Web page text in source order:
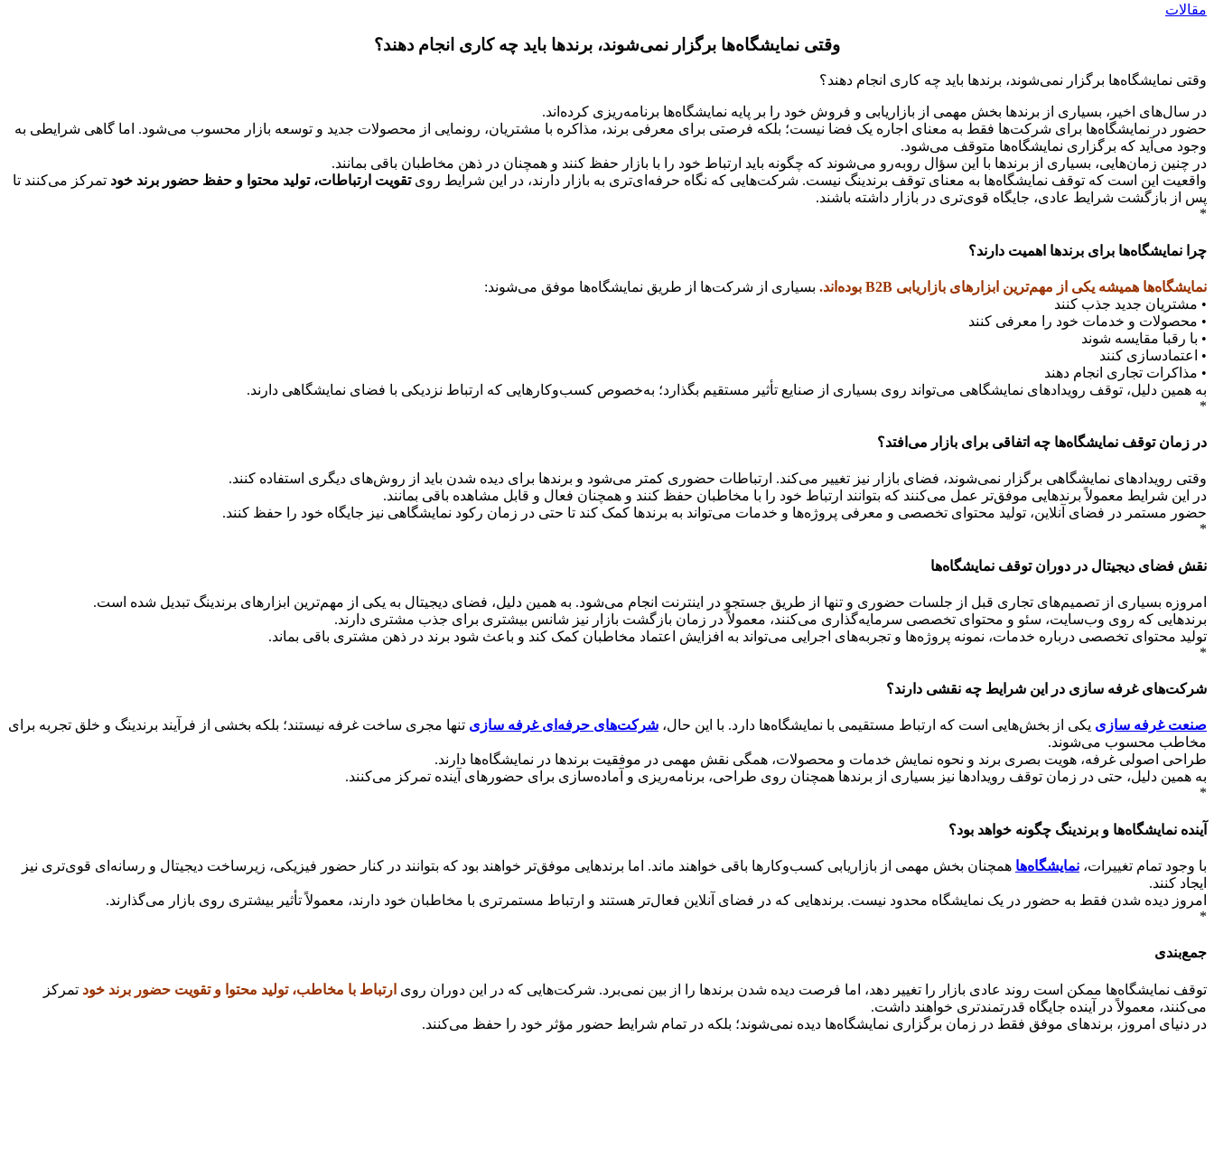
مقالات
وقتی نمایشگاه‌ها برگزار نمی‌شوند، برندها باید چه کاری انجام دهند؟
وقتی نمایشگاه‌ها برگزار نمی‌شوند، برندها باید چه کاری انجام دهند؟
در سال‌های اخیر، بسیاری از برندها بخش مهمی از بازاریابی و فروش خود را بر پایه نمایشگاه‌ها برنامه‌ریزی کرده‌اند.
حضور در نمایشگاه‌ها برای شرکت‌ها فقط به معنای اجاره یک فضا نیست؛ بلکه فرصتی برای معرفی برند، مذاکره با مشتریان، رونمایی از محصولات جدید و توسعه بازار محسوب می‌شود. اما گاهی شرایطی به
وجود می‌آید که برگزاری نمایشگاه‌ها متوقف می‌شود.
در چنین زمان‌هایی، بسیاری از برندها با این سؤال روبه‌رو می‌شوند که چگونه باید ارتباط خود را با بازار حفظ کنند و همچنان در ذهن مخاطبان باقی بمانند.
واقعیت این است که توقف نمایشگاه‌ها به معنای توقف برندینگ نیست. شرکت‌هایی که نگاه حرفه‌ای‌تری به بازار دارند، در این شرایط رویتقویت ارتباطات، تولید محتوا و حفظ حضور برند خود تمرکز می‌کنند تا
پس از بازگشت شرایط عادی، جایگاه قوی‌تری در بازار داشته باشند.
*
چرا نمایشگاه‌ها برای برندها اهمیت دارند؟
نمایشگاه‌ها همیشه یکی از مهم‌ترین ابزارهای بازاریابی B2B بوده‌اند.
بسیاری از شرکت‌ها از طریق نمایشگاه‌ها موفق می‌شوند:
• مشتریان جدید جذب کنند
• محصولات و خدمات خود را معرفی کنند
• با رقبا مقایسه شوند
• اعتمادسازی کنند
• مذاکرات تجاری انجام دهند
به همین دلیل، توقف رویدادهای نمایشگاهی می‌تواند روی بسیاری از صنایع تأثیر مستقیم بگذارد؛ به‌خصوص کسب‌وکارهایی که ارتباط نزدیکی با فضای نمایشگاهی دارند.
*
در زمان توقف نمایشگاه‌ها چه اتفاقی برای بازار می‌افتد؟
وقتی رویدادهای نمایشگاهی برگزار نمی‌شوند، فضای بازار نیز تغییر می‌کند. ارتباطات حضوری کمتر می‌شود و برندها برای دیده شدن باید از روش‌های دیگری استفاده کنند.
در این شرایط معمولاً برندهایی موفق‌تر عمل می‌کنند که بتوانند ارتباط خود را با مخاطبان حفظ کنند و همچنان فعال و قابل مشاهده باقی بمانند.
حضور مستمر در فضای آنلاین، تولید محتوای تخصصی و معرفی پروژه‌ها و خدمات می‌تواند به برندها کمک کند تا حتی در زمان رکود نمایشگاهی نیز جایگاه خود را حفظ کنند.
*
نقش فضای دیجیتال در دوران توقف نمایشگاه‌ها
امروزه بسیاری از تصمیم‌های تجاری قبل از جلسات حضوری و تنها از طریق جستجو در اینترنت انجام می‌شود. به همین دلیل، فضای دیجیتال به یکی از مهم‌ترین ابزارهای برندینگ تبدیل شده است.
برندهایی که روی وب‌سایت، سئو و محتوای تخصصی سرمایه‌گذاری می‌کنند، معمولاً در زمان بازگشت بازار نیز شانس بیشتری برای جذب مشتری دارند.
تولید محتوای تخصصی درباره خدمات، نمونه پروژه‌ها و تجربه‌های اجرایی می‌تواند به افزایش اعتماد مخاطبان کمک کند و باعث شود برند در ذهن مشتری باقی بماند.
*
شرکت‌های غرفه سازی در این شرایط چه نقشی دارند؟
صنعت غرفه سازی یکی از بخش‌هایی است که ارتباط مستقیمی با نمایشگاه‌ها دارد. با این حال، شرکت‌های حرفه‌ای غرفه سازی تنها مجری ساخت غرفه نیستند؛ بلکه بخشی از فرآیند برندینگ و خلق تجربه برای
مخاطب محسوب می‌شوند.
طراحی اصولی غرفه، هویت بصری برند و نحوه نمایش خدمات و محصولات، همگی نقش مهمی در موفقیت برندها در نمایشگاه‌ها دارند.
به همین دلیل، حتی در زمان توقف رویدادها نیز بسیاری از برندها همچنان روی طراحی، برنامه‌ریزی و آماده‌سازی برای حضورهای آینده تمرکز می‌کنند.
*
آینده نمایشگاه‌ها و برندینگ چگونه خواهد بود؟
با وجود تمام تغییرات، نمایشگاه‌ها همچنان بخش مهمی از بازاریابی کسب‌وکارها باقی خواهند ماند. اما برندهایی موفق‌تر خواهند بود که بتوانند در کنار حضور فیزیکی، زیرساخت دیجیتال و رسانه‌ای قوی‌تری نیز
ایجاد کنند.
امروز دیده شدن فقط به حضور در یک نمایشگاه محدود نیست. برندهایی که در فضای آنلاین فعال‌تر هستند و ارتباط مستمرتری با مخاطبان خود دارند، معمولاً تأثیر بیشتری روی بازار می‌گذارند.
*
جمع‌بندی
توقف نمایشگاه‌ها ممکن است روند عادی بازار را تغییر دهد، اما فرصت دیده شدن برندها را از بین نمی‌برد. شرکت‌هایی که در این دوران روی ارتباط با مخاطب، تولید محتوا و تقویت حضور برند خود تمرکز
می‌کنند، معمولاً در آینده جایگاه قدرتمندتری خواهند داشت.
در دنیای امروز، برندهای موفق فقط در زمان برگزاری نمایشگاه‌ها دیده نمی‌شوند؛ بلکه در تمام شرایط حضور مؤثر خود را حفظ می‌کنند.